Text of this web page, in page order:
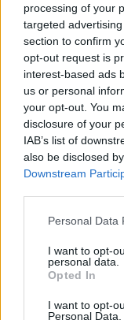
processing of your
targeted
section to confirm
opt-out request is
interest-based ads
us or personal
your opt-out. You
disclosure of your
IAB’s list of
also be disclosed
Downstream
Please note that
not limited to your
grant or deny
use your data for
consent section.
Personal Data
I want to opt-
personal data.
Opted In
I want to opt-
Personal Data.
nincs
Könnyű
Balboa, BP
egyszer
vferi•2018. szeptember
Most ősszel fog
játékfilmek
meg csak
kerülő magyar
irtó viccesek